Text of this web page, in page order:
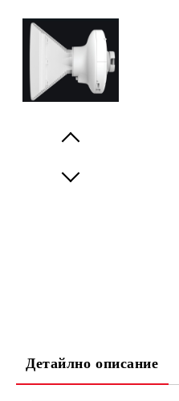
Детайлно описание